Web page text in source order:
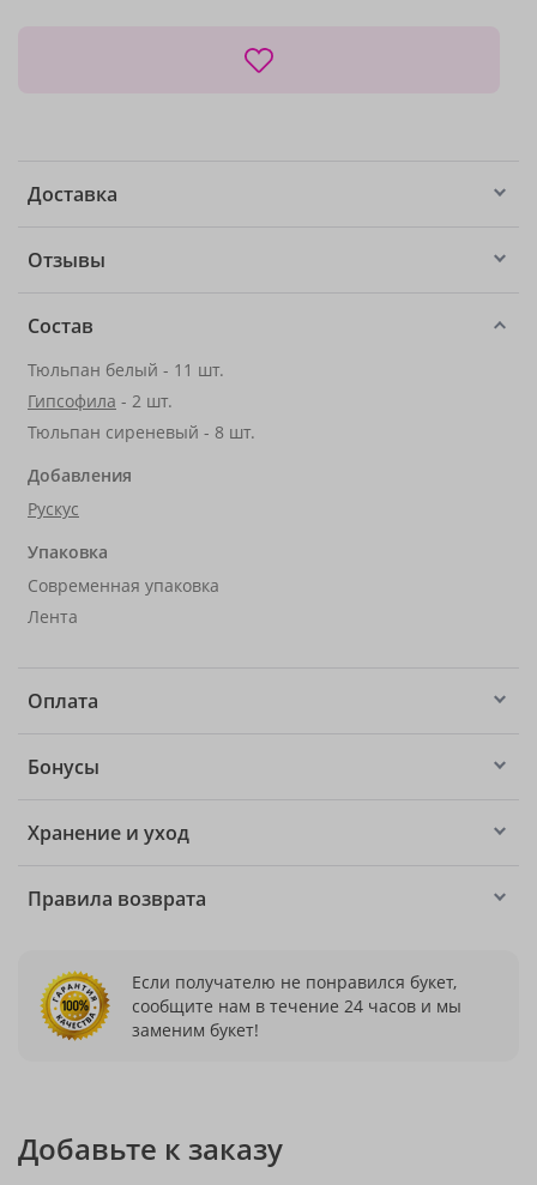
Доставка
Отзывы
Состав
Тюльпан белый - 11 шт.
Гипсофила - 2 шт.
Тюльпан сиреневый - 8 шт.
Добавления
Рускус
Упаковка
Современная упаковка
Лента
Оплата
Бонусы
Хранение и уход
Правила возврата
Если получателю не понравился букет,
сообщите нам в течение 24 часов и мы
заменим букет!
Добавьте к заказу